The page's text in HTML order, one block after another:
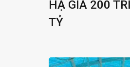
HẠ GIÁ 200
TỶ